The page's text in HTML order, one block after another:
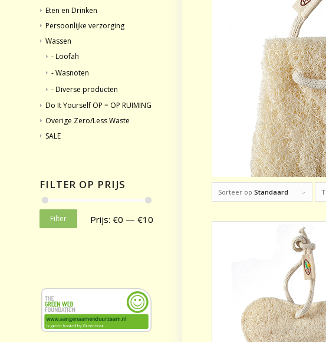
Sorteer op Standaard
Eten en Drinken
Persoonlijke verzorging
Wassen
- Loofah
- Wasnoten
- Diverse producten
Do It Yourself OP = OP RUIMING
Overige Zero/Less Waste
SALE
FILTER OP PRIJS
Filter Prijs: €0 — €10